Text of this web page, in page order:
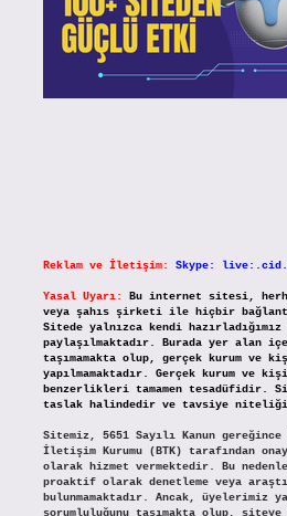
Reklam ve İletişim: Skype:
Yasal Uyarı:
Bu internet sitesi,
veya şahıs şirketi ile hiçbir
Sitede yalnızca kendi hazırladığımız
paylaşılmaktadır. Burada yer alan
taşımamakta olup, gerçek kurum ve
yapılmamaktadır. Gerçek kurum ve
benzerlikleri tamamen tesadüfidir.
taslak halindedir ve tavsiye niteliği
Sitemiz, 5651 Sayılı Kanun
İletişim Kurumu (BTK) tarafından
olarak hizmet vermektedir. Bu
proaktif olarak denetleme veya
bulunmamaktadır. Ancak, üyelerimiz
sorumluluğunu taşımakta olup,